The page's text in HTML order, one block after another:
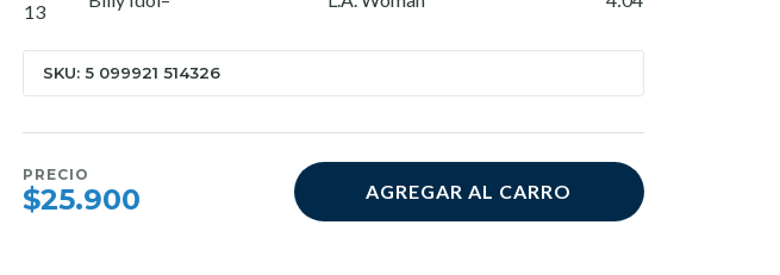
13
SKU: 5 099921 514326
PRECIO
$25.900 AGREGAR AL CARRO